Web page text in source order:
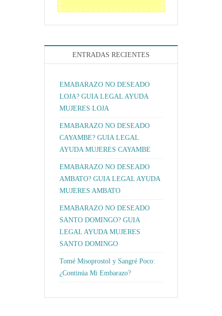
ENTRADAS RECIENTES
EMABARAZO NO DESEADO
LOJA? GUIA LEGAL AYUDA
MUJERES LOJA
EMABARAZO NO DESEADO
CAYAMBE? GUIA LEGAL
AYUDA MUJERES CAYAMBE
EMABARAZO NO DESEADO
AMBATO? GUIA LEGAL AYUDA
MUJERES AMBATO
EMABARAZO NO DESEADO
SANTO DOMINGO? GUIA
LEGAL AYUDA MUJERES
SANTO DOMINGO
Tomé Misoprostol y Sangré Poco:
¿Continúa Mi Embarazo?